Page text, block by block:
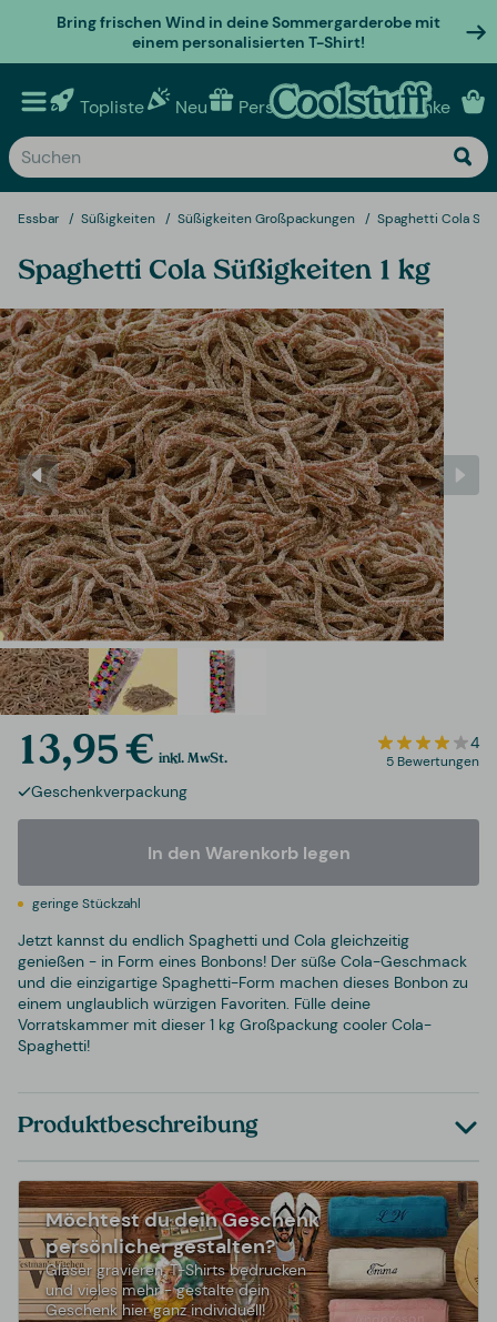
Bring frischen Wind in deine Sommergarderobe mit
einem personalisierten T-Shirt!
Topliste Neu Personalisierte geschenke
Essbar Süßigkeiten Süßigkeiten Großpackungen Spaghetti Cola
Spaghetti Cola Süßigkeiten 1 kg
13,95 € inkl. MwSt.
4
5 Bewertungen
Geschenkverpackung
In den Warenkorb legen
geringe Stückzahl
Jetzt kannst du endlich Spaghetti und Cola gleichzeitig
genießen - in Form eines Bonbons! Der süße Cola-Geschmack
und die einzigartige Spaghetti-Form machen dieses Bonbon zu
einem unglaublich würzigen Favoriten. Fülle deine
Vorratskammer mit dieser 1 kg Großpackung cooler Cola-
Spaghetti!
Produktbeschreibung
Möchtest du dein Geschenk
persönlicher gestalten?
Gläser gravieren, T-Shirts bedrucken
und vieles mehr - gestalte dein
Geschenk hier ganz individuell!